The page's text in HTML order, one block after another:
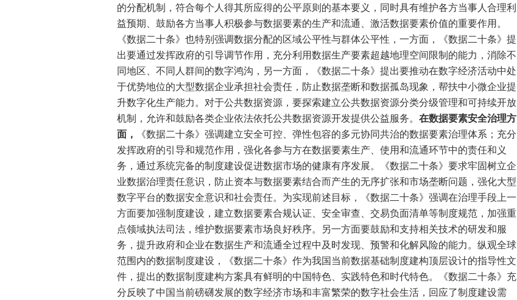
的分配机制，符合每个人得其所应得的公平原则的基本要义，同时具有维护各方当事人合理利
益预期、鼓励各方当事人积极参与数据要素的生产和流通、激活数据要素价值的重要作用。
《数据二十条》也特别强调数据分配的区域公平性与群体公平性，一方面，《数据二十条》提
出要通过发挥政府的引导调节作用，充分利用数据生产要素超越地理空间限制的能力，消除不
同地区、不同人群间的数字鸿沟，另一方面，《数据二十条》提出要推动在数字经济活动中处
于优势地位的大型数据企业承担社会责任，防止数据垄断和数据孤岛现象，帮扶中小微企业提
升数字化生产能力。对于公共数据资源，要探索建立公共数据资源分类分级管理和可持续开放
机制，允许和鼓励各类企业依法依托公共数据资源开发提供公益服务。 在数据要素安全治理方
面，
《数据二十条》强调建立安全可控、弹性包容的多元协同共治的数据要素治理体系；充分
发挥政府的引导和规范作用，强化各参与方在数据要素生产、使用和流通环节中的责任和义
务，通过系统完备的制度建设促进数据市场的健康有序发展。《数据二十条》要求牢固树立企
业数据治理责任意识，防止资本与数据要素结合而产生的无序扩张和市场垄断问题，强化大型
数字平台的数据安全意识和社会责任。为实现前述目标，《数据二十条》强调在治理手段上一
方面要加强制度建设，建立数据要素合规认证、安全审查、交易负面清单等制度规范，加强重
点领域执法司法，维护数据要素市场良好秩序。另一方面要鼓励和支持相关技术的研发和服
务，提升政府和企业在数据生产和流通全过程中及时发现、预警和化解风险的能力。纵观全球
范围内的数据制度建设，《数据二十条》作为我国当前数据基础制度建构顶层设计的指导性文
件，提出的数据制度建构方案具有鲜明的中国特色、实践特色和时代特色。《数据二十条》充
分反映了中国当前磅礴发展的数字经济市场和丰富繁荣的数字社会生活，回应了制度建设需